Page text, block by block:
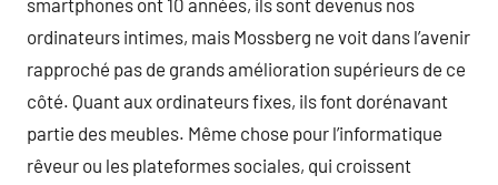
smartphones ont 10 années, ils sont devenus nos
ordinateurs intimes, mais Mossberg ne voit dans l’avenir
rapproché pas de grands amélioration supérieurs de ce
côté. Quant aux ordinateurs fixes, ils font dorénavant
partie des meubles. Même chose pour l’informatique
rêveur ou les plateformes sociales, qui croissent